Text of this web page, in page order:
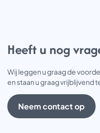
Heeft u nog
Wij leggen u graag de
en staan u graag vrijblijvend
Neem contact op